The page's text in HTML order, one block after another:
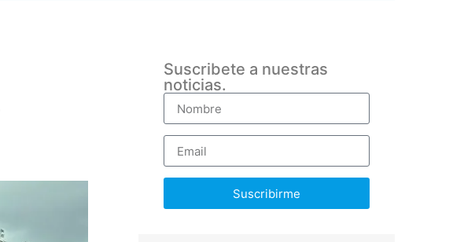
Suscribete a nuestras
noticias.
Suscribirme